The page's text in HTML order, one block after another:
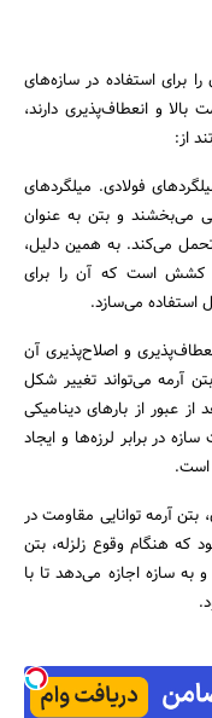
برای استفاده در سازه‌های
و انعطاف‌پذیری دارند،
از:
فولادی. میلگردهای
می‌بخشند و بتن به عنوان
می‌کند. به همین دلیل،
و کشش است که آن را برای
استفاده می‌سازد.
و اصلاح‌پذیری آن
آرمه می‌تواند تغییر شکل
عبور از بارهای دینامیکی
در برابر لرزه‌ها و ایجاد
است.
بتن آرمه توانایی مقاومت در
که هنگام وقوع زلزله، بتن
و به سازه اجازه می‌دهد تا با